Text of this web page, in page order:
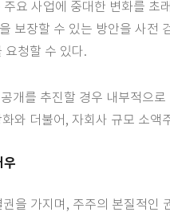
요 사업에 중대한 변화를 초
보장할 수 있는 방안을 사전
요청할 수 있다.
개를 추진할 경우 내부적으
와 더불어, 자회사 규모 소
우
을 가지며, 주주의 본질적인